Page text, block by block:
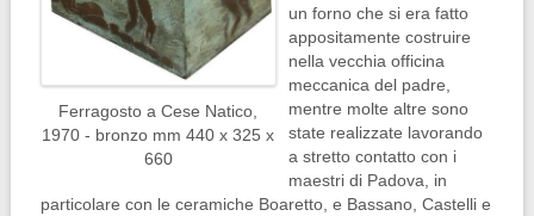
Ferragosto a Cese Natico,
1970 - bronzo mm 440 x 325 x
660
un forno che si era fatto
appositamente costruire
nella vecchia officina
meccanica del padre,
mentre molte altre sono
state realizzate lavorando
a stretto contatto con i
maestri di Padova, in
particolare con le ceramiche Boaretto, e Bassano, Castelli e